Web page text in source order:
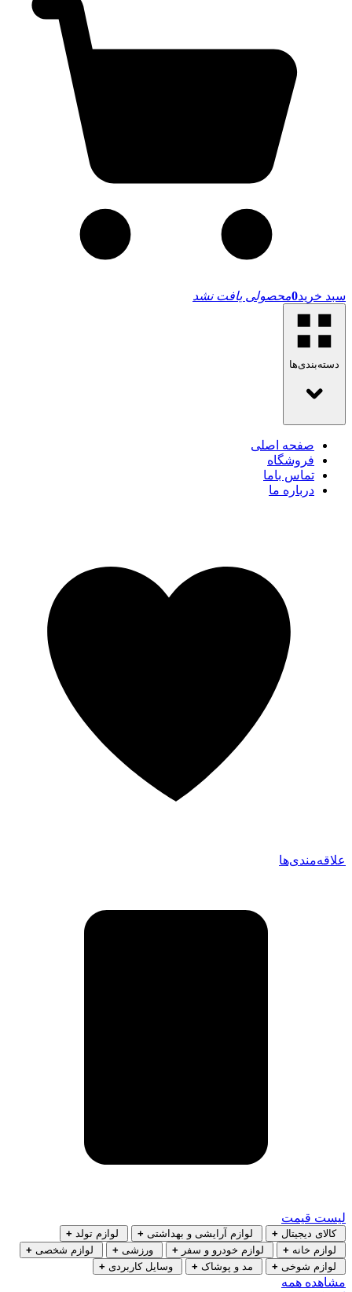
سبد خرید0محصولی یافت نشد
دسته‌بندی‌ها
صفحه اصلی
فروشگاه
تماس باما
درباره ما
علاقه‌مندی‌ها
لیست قیمت
کالای دیجیتال + لوازم آرایشی و بهداشتی + لوازم تولد +
لوازم خانه + لوازم خودرو و سفر + ورزشی + لوازم شخصی +
لوازم شوخی + مد و پوشاک + وسایل کاربردی +
مشاهده همه